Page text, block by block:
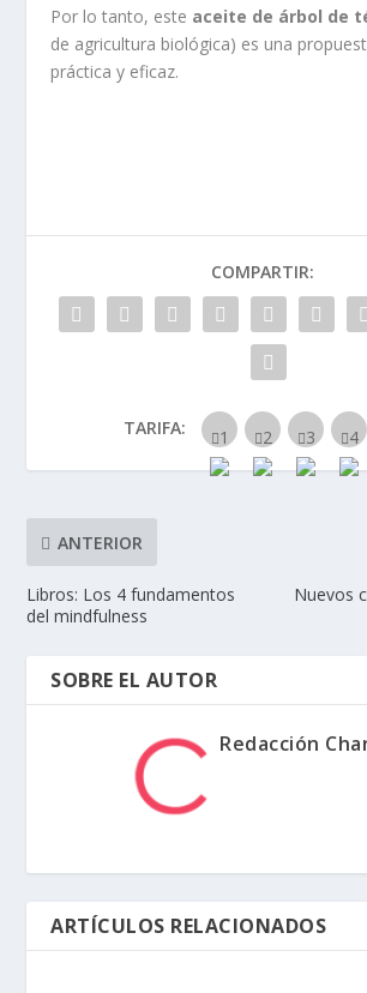
Por lo tanto, este aceite de árbol de
de agricultura biológica) es una
práctica y eficaz.
COMPARTIR:
TARIFA:
ANTERIOR
Libros: Los 4 fundamentos
del mindfulness
Nuevos
SOBRE EL AUTOR
Redacción
ARTÍCULOS RELACIONADOS